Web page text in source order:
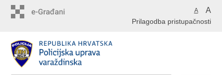
A A
Prilagodba pristupačnosti